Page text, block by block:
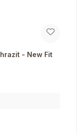
- New Fit